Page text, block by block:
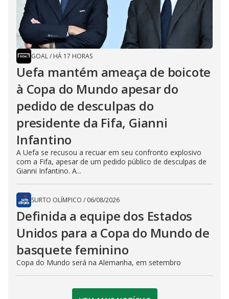
GOAL/ HÁ 17 HORAS
Uefa mantém ameaça de boicote
à Copa do Mundo apesar do
pedido de desculpas do
presidente da Fifa, Gianni
Infantino
A Uefa se recusou a recuar em seu confronto explosivo
com a Fifa, apesar de um pedido público de desculpas de
Gianni Infantino. A...
SURTO OLÍMPICO / 06/08/2026
Definida a equipe dos Estados
Unidos para a Copa do Mundo de
basquete feminino
Copa do Mundo será na Alemanha, em setembro